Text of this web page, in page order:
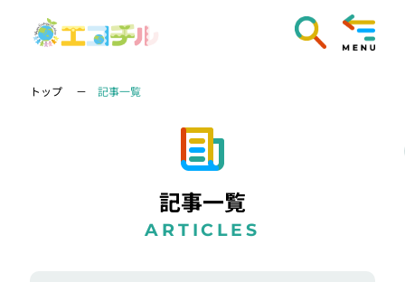
トップ 記事一覧
記事一覧
ARTICLES